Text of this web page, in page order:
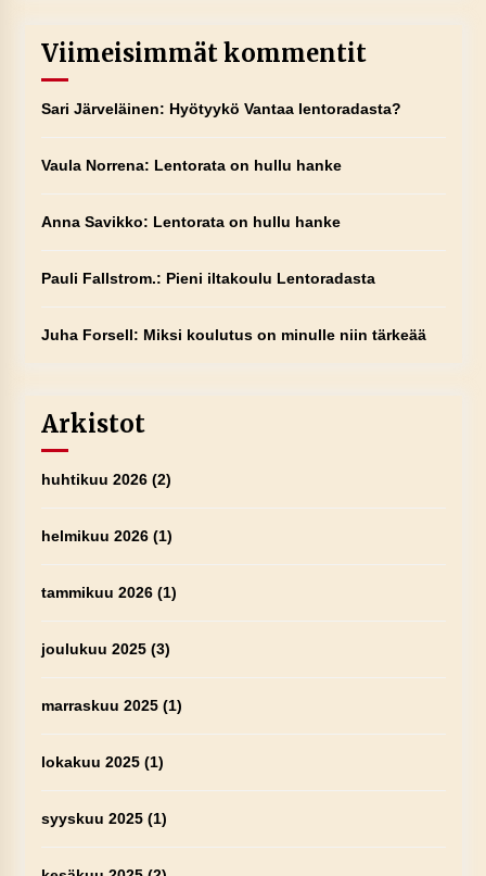
Viimeisimmät kommentit
Sari Järveläinen: Hyötyykö Vantaa lentoradasta?
Vaula Norrena: Lentorata on hullu hanke
Anna Savikko: Lentorata on hullu hanke
Pauli Fallstrom.: Pieni iltakoulu Lentoradasta
Juha Forsell: Miksi koulutus on minulle niin tärkeää
Arkistot
huhtikuu 2026(2)
helmikuu 2026(1)
tammikuu 2026(1)
joulukuu 2025(3)
marraskuu 2025(1)
lokakuu 2025(1)
syyskuu 2025(1)